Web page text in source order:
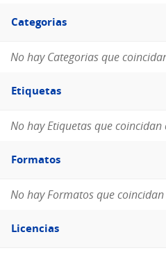
Filtro
Categorias
Categorias
No hay Categorias que
Filtro
Etiquetas
Etiquetas
No hay Etiquetas que
Filtro
Formatos
Formatos
No hay Formatos que
Filtro
Licencias
Licencias